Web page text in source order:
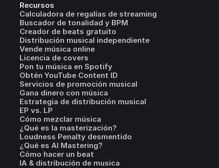
Recursos
Calculadora de regalías de streaming
Buscador de tonalidad y BPM
Creador de beats gratuito
Distribución musical independiente
Vende música online
Licencia de covers
Pon tu música en Spotify
Obtén YouTube Content ID
Servicios de promoción musical
Gana dinero con música
Estrategia de distribución musical
EP vs. LP
Cómo mezclar música
¿Qué es la masterización?
Loudness Penalty desmentido
¿Qué es AI Mastering?
Cómo hacer un beat
IA & distribución de musica